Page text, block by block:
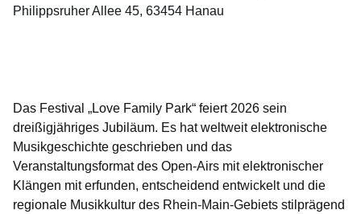
Philippsruher Allee 45, 63454 Hanau
Das Festival „Love Family Park“ feiert 2026 sein
dreißigjähriges Jubiläum. Es hat weltweit elektronische
Musikgeschichte geschrieben und das
Veranstaltungsformat des Open-Airs mit elektronischer
Klängen mit erfunden, entscheidend entwickelt und die
regionale Musikkultur des Rhein-Main-Gebiets stilprägend